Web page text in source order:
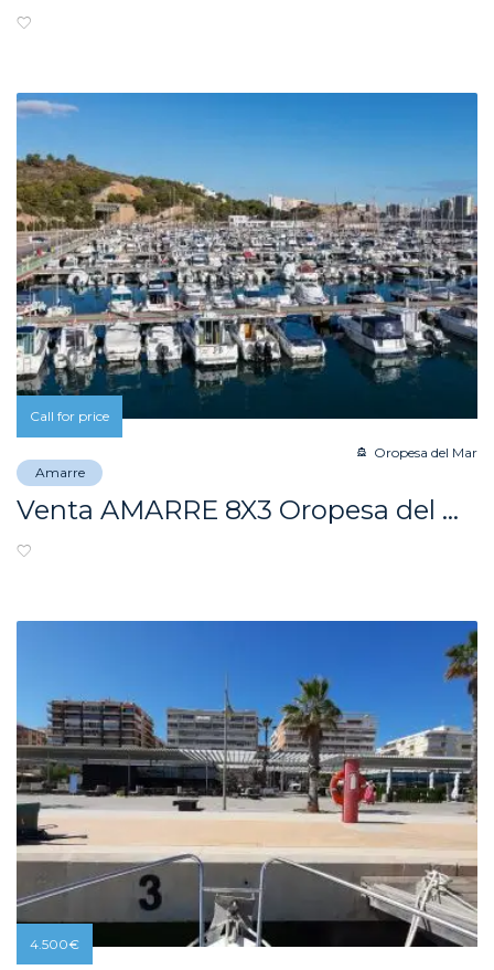
Amarre
Oropesa del Mar
Venta AMARRE 8X3 Oropesa del Mar (Castellón)
Call for price
4.500€